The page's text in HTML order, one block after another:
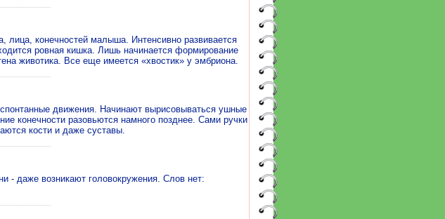
лица, конечностей малыша. Интенсивно развивается
ровная кишка. Лишь начинается формирование
животика. Все еще имеется «хвостик» у эмбриона.
движения. Начинают вырисовываться ушные
конечности разовьются намного позднее. Сами ручки
кости и даже суставы.
- даже возникают головокружения. Слов нет: